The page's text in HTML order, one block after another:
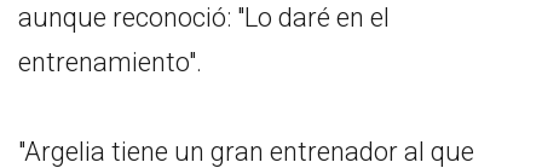
aunque reconoció: "Lo daré en el
entrenamiento".
"Argelia tiene un gran entrenador al que